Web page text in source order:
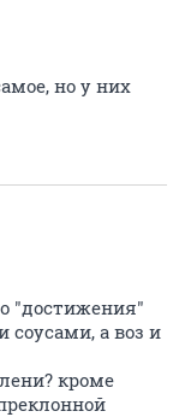
но у них
"достижения"
соусами, а воз и
кроме